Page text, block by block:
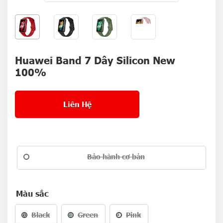
Huawei Band 7 Dây Silicon New
100%
Liên Hệ
Bảo hành cơ bản
Màu sắc
Black Green Pink